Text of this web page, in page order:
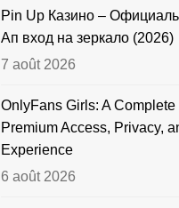
Pin Up Казино –
Ап вход на зеркало (2026)
7 août 2026
OnlyFans Girls: A Complete
Premium Access, Privacy,
Experience
6 août 2026